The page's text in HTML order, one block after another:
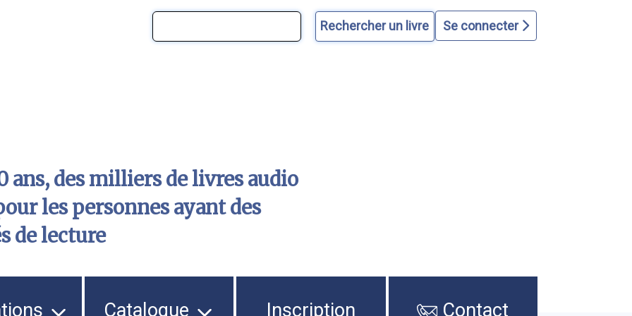
Se connecter
ans, des milliers de livres audio
les personnes ayant des
de lecture
Catalogue Inscription Contact